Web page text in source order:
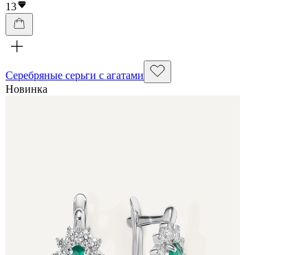
13
Серебряные серьги с агатами
Новинка